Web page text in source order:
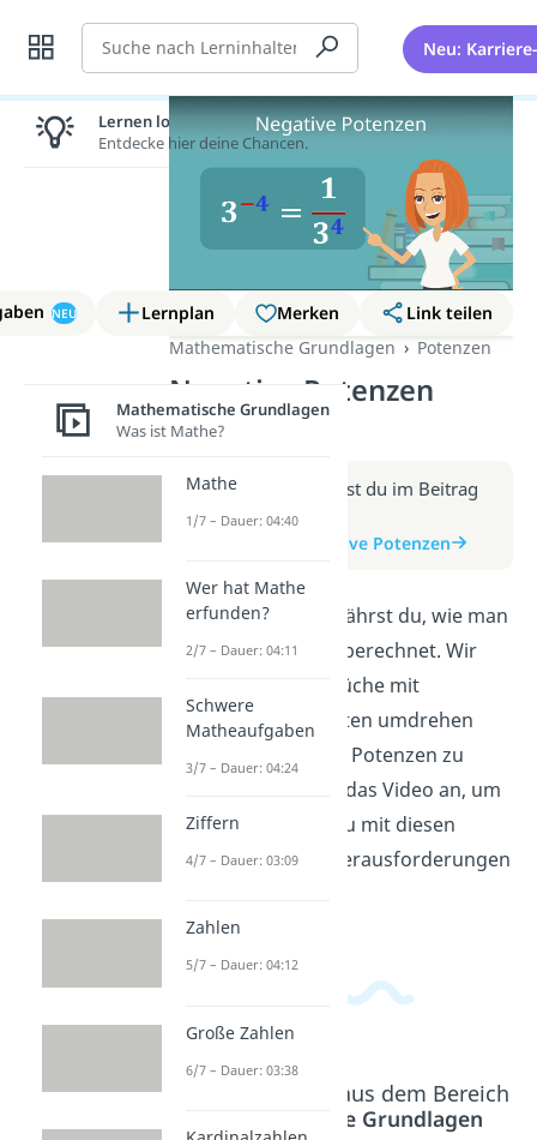
Suche Neu:
NEU Lernplan Merken
Link teilen
Mathematische Grundlagen
Potenzen
Negative Potenzen
(Video)
Weitere Infos erhältst du im Beitrag
zum Video
zum Beitrag: Negative Potenzen
In diesem Video erfährst du, wie man
negative Potenzen berechnet. Wir
erklären, wie du Brüche mit
negativen Exponenten umdrehen
kannst, um positive Potenzen zu
erhalten. Schau dir das Video an, um
zu verstehen, wie du mit diesen
mathematischen Herausforderungen
Beliebte Inhalte aus dem Bereich
Mathematische Grundlagen
Lernen lohnt sich!
Entdecke hier deine Chancen.
Mathematische Grundlagen
Was ist Mathe?
Mathe
1/7 – Dauer: 04:40
Wer hat Mathe
erfunden?
2/7 – Dauer: 04:11
Schwere
Matheaufgaben
3/7 – Dauer: 04:24
Ziffern
4/7 – Dauer: 03:09
Zahlen
5/7 – Dauer: 04:12
Große Zahlen
6/7 – Dauer: 03:38